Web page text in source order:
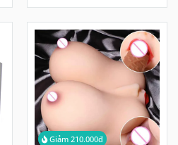
Giảm 210.000đ